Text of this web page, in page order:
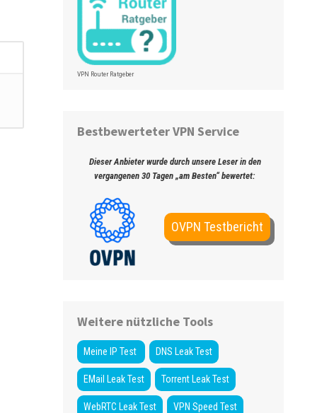
VPN Router Ratgeber
Bestbewerteter VPN Service
Dieser Anbieter wurde durch unsere Leser in den
vergangenen 30 Tagen „am Besten“ bewertet:
OVPN Testbericht
Weitere nützliche Tools
Meine IP Test DNS Leak Test
EMail Leak Test Torrent Leak Test
WebRTC Leak Test VPN Speed Test